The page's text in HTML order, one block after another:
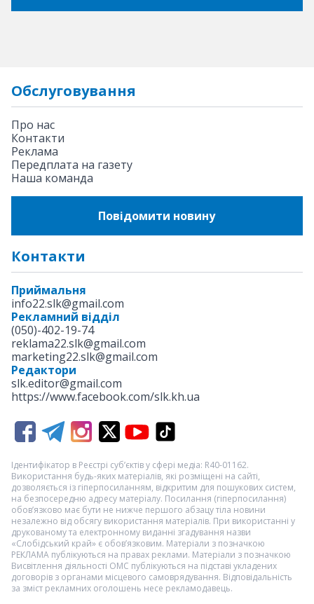
Обслуговування
Про нас
Контакти
Реклама
Передплата на газету
Наша команда
Повідомити новину
Контакти
Приймальня
info22.slk@gmail.com
Рекламний відділ
(050)-402-19-74
reklama22.slk@gmail.com
marketing22.slk@gmail.com
Редактори
slk.editor@gmail.com
https://www.facebook.com/slk.kh.ua
Ідентифікатор в Реєстрі суб’єктів у сфері медіа: R40-01162.
Використання будь-яких матеріалів, які розміщені на сайті,
дозволяється із гіперпосиланням, відкритим для пошукових систем,
на безпосередню адресу матеріалу. Посилання (гіперпосилання)
обов’язково має бути не нижче першого абзацу тіла новини
незалежно від обсягу використання матеріалів. При використанні у
друкованому та електронному виданні згадування назви
«Слобідський край» є обов’язковим. Матеріали з позначкою
РЕКЛАМА публікуються на правах реклами. Матеріали з позначкою
Висвітлення діяльності ОМС публікуються на підставі укладених
договорів з органами місцевого самоврядування. Відповідальність
за зміст рекламних оголошень несе рекламодавець.